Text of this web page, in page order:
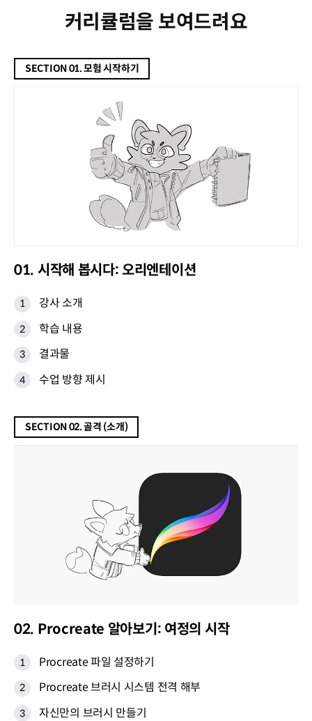
커리큘럼을 보여드려요
SECTION 01. 모험 시작하기
01. 시작해 봅시다: 오리엔테이션
강사 소개
학습 내용
결과물
수업 방향 제시
SECTION 02. 골격 (소개)
02. Procreate 알아보기: 여정의 시작
Procreate 파일 설정하기
Procreate 브러시 시스템 전격 해부
자신만의 브러시 만들기